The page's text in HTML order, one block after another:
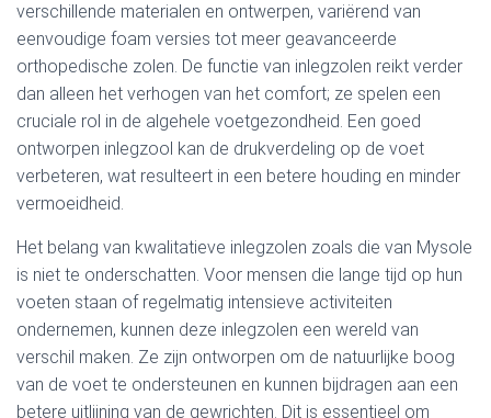
verschillende materialen en ontwerpen, variërend van
eenvoudige foam versies tot meer geavanceerde
orthopedische zolen. De functie van inlegzolen reikt verder
dan alleen het verhogen van het comfort; ze spelen een
cruciale rol in de algehele voetgezondheid. Een goed
ontworpen inlegzool kan de drukverdeling op de voet
verbeteren, wat resulteert in een betere houding en minder
vermoeidheid.
Het belang van kwalitatieve inlegzolen zoals die van Mysole
is niet te onderschatten. Voor mensen die lange tijd op hun
voeten staan of regelmatig intensieve activiteiten
ondernemen, kunnen deze inlegzolen een wereld van
verschil maken. Ze zijn ontworpen om de natuurlijke boog
van de voet te ondersteunen en kunnen bijdragen aan een
betere uitlijning van de gewrichten. Dit is essentieel om